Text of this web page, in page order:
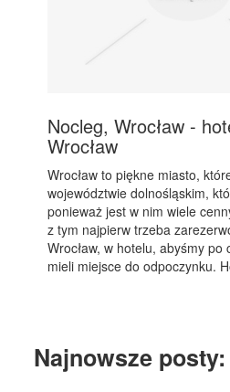
Nocleg, Wrocław -
Wrocław
Wrocław to piękne miasto,
województwie dolnośląskim,
ponieważ jest w nim wiele
z tym najpierw trzeba
Wrocław, w hotelu, abyśmy po
mieli miejsce do odpoczynku.
Najnowsze posty: